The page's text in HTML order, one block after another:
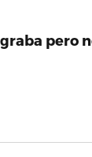
pero